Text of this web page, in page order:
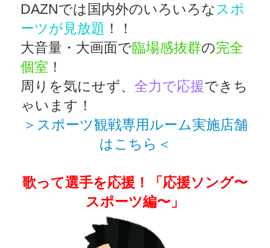
DAZNでは国内外のいろいろな スポ
ーツが見放題 ！！
大音量・大画面で臨場感抜群の完全
個室 ！
周りを気にせず、 全力で応援できち
ゃいます！
＞スポーツ観戦専用ルーム実施店舗
はこちら＜
歌って選手を応援！「応援ソング〜
スポーツ編〜」